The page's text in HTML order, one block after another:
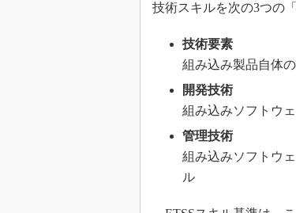
技術スキルを次の3つの
技術要素
組み込み製品自体
開発技術
組み込みソフトウ
管理技術
組み込みソフトウ
ル